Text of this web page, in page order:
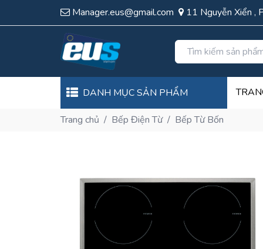
Manager.eus@gmail.com 11 Nguyễn Xiển ,
DANH MỤC SẢN PHẨM
Trang chủ / Bếp Điện Từ / Bếp Từ Bốn